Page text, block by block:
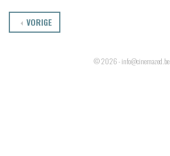
VORIGE
© 2026 - info@cinemazed.be